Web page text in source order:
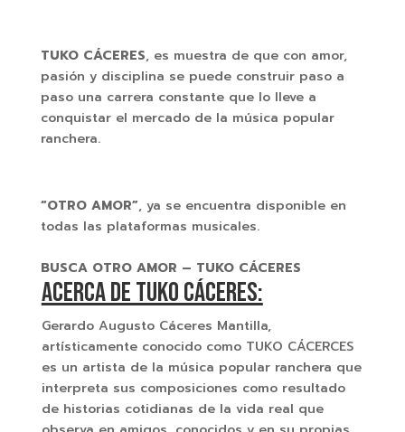
TUKO CÁCERES, es muestra de que con amor,
pasión y disciplina se puede construir paso a
paso una carrera constante que lo lleve a
conquistar el mercado de la música popular
ranchera.
“OTRO AMOR”, ya se encuentra disponible en
todas las plataformas musicales.
BUSCA OTRO AMOR – TUKO CÁCERES
ACERCA DE TUKO CÁCERES:
Gerardo Augusto Cáceres Mantilla,
artísticamente conocido como TUKO CÁCERCES
es un artista de la música popular ranchera que
interpreta sus composiciones como resultado
de historias cotidianas de la vida real que